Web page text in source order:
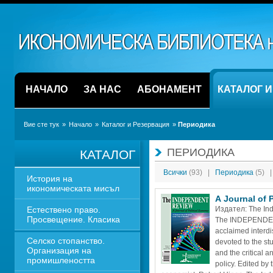
НАЧАЛО ЗА НАС АБОНАМЕНТ КАТАЛОГ
Вие сте тук » Начало » Каталог и Резервация » Периодика
КАТАЛОГ
История на
икономическата мисъл
Естествено право.
Просвещение. Класика
Селско стопанство.
Организация на
промишлеността
ПЕРИОДИКА
Всички (93) Периодика (5)
A Journal of
Издател: The
The
acclaimed
devoted to the
and the critical
policy. Edited by